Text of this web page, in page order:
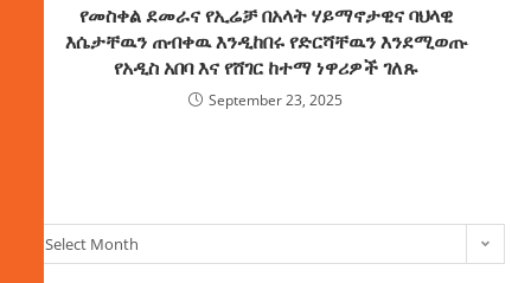
የመስቀል ደመራና የኢሬቻ በአላት ሃይማኖታዊና ባህላዊ
እሴታቸዉን ጠብቀዉ እንዲከበሩ የድርሻቸዉን እንደሚወጡ
የአዲስ አበባ እና የሸገር ከተማ ነዋሪዎች ገለጹ
September 23, 2025
Select Month